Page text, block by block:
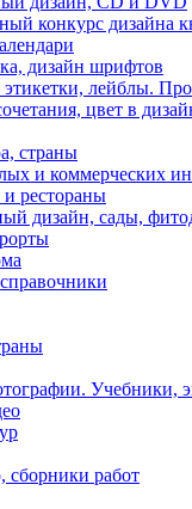
конкурс дизайна
дизайн шрифтов
этикетки, лейблы.
цвет в
страны
и коммерческих
рестораны
дизайн, сады,
Учебники,
сборники работ